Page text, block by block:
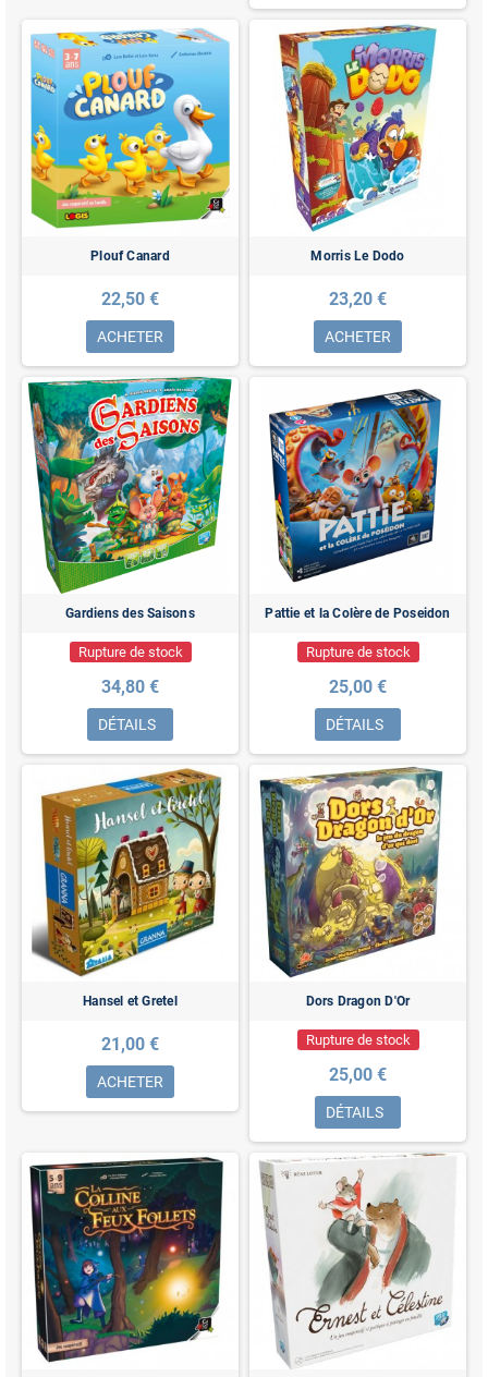
Plouf Canard
22,50 €
ACHETER
Morris Le Dodo
23,20 €
ACHETER
Gardiens des Saisons
Rupture de stock
34,80 €
DÉTAILS
Pattie et la Colère de Poseidon
Rupture de stock
25,00 €
DÉTAILS
Hansel et Gretel
21,00 €
ACHETER
Dors Dragon D'Or
Rupture de stock
25,00 €
DÉTAILS